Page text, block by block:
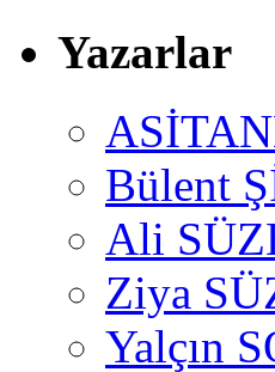
Yazarlar
Bülent
Ali
Ziya
Yalçın